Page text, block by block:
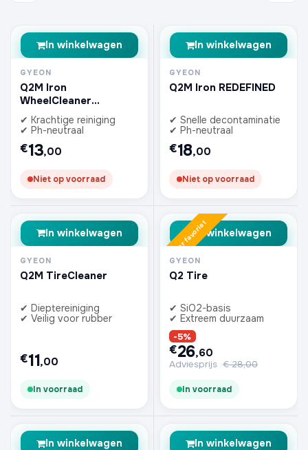
In winkelwagen
GYEON
Q2M Iron
WheelCleaner
REDEFINED
✔ Krachtige reiniging
✔ Ph-neutraal
€13,00
Niet op voorraad
In winkelwagen
GYEON
Q2M Iron REDEFINED
✔ Snelle decontaminatie
✔ Ph-neutraal
€18,00
Niet op voorraad
In winkelwagen
GYEON
Q2M TireCleaner
✔ Dieptereiniging
✔ Veilig voor rubber
€11,00
In voorraad
Zomer favorietIn winkelwagen
GYEON
Q2 Tire
✔ SiO2-basis
✔ Extreem duurzaam
-5%
€26,60
Adviesprijs €28,00
In voorraad
In winkelwagen In winkelwagen